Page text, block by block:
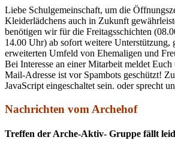
Liebe Schulgemeinschaft, um die
Kleiderlädchens auch in Zukunft
benötigen wir für die Freitagsschichten
14.00 Uhr) ab sofort weitere Unterstützung,
erweiterten Umfeld von Ehemaligen und
Bei Interesse an einer Mitarbeit meldet Euch
Mail-Adresse ist vor Spambots geschützt!
JavaScript eingeschaltet sein. oder sprecht
Nachrichten vom Archehof
Treffen der Arche-Aktiv- Gruppe fällt